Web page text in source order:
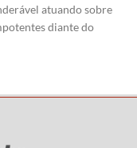
atuando sobre
diante do